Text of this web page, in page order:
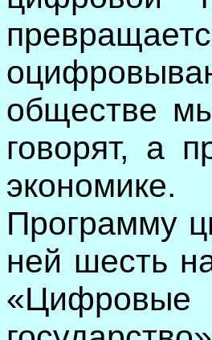
обществе
говорят, а
Программу
ней шесть